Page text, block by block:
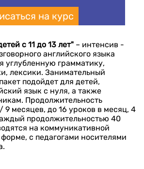
на курс
с 11 до 13 лет"– интенсив -
английского языка
углубленную грамматику,
лексики. Занимательный
подойдет для детей,
язык с нуля, а также
Продолжительность
месяцев, до 16 уроков в месяц, 4
продолжительностью 40
на коммуникативной
c педагогами носителями